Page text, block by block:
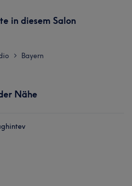
in diesem Salon
> Bayern
Nähe